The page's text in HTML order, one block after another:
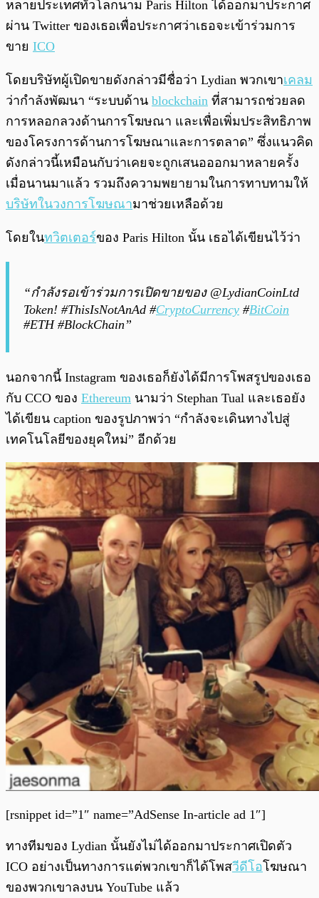
หลายประเทศทั่วโลกนาม Paris Hilton ได้ออกมาประกาศ
ผ่าน Twitter ของเธอเพื่อประกาศว่าเธอจะเข้าร่วมการ
ขาย ICO
โดยบริษัทผู้เปิดขายดังกล่าวมีชื่อว่า Lydian พวกเขาเคลม
ว่ากำลังพัฒนา “ระบบด้าน blockchain ที่สามารถช่วยลด
การหลอกลวงด้านการโฆษณา และเพื่อเพิ่มประสิทธิภาพ
ของโครงการด้านการโฆษณาและการตลาด” ซึ่งแนวคิด
ดังกล่าวนี้เหมือนกับว่าเคยจะถูกเสนอออกมาหลายครั้ง
เมื่อนานมาแล้ว รวมถึงความพยายามในการทาบทามให้
บริษัทในวงการโฆษณามาช่วยเหลือด้วย
โดยในทวิตเตอร์ของ Paris Hilton นั้น เธอได้เขียนไว้ว่า
“กำลังรอเข้าร่วมการเปิดขายของ @LydianCoinLtd
Token! #ThisIsNotAnAd #CryptoCurrency #BitCoin
#ETH #BlockChain”
นอกจากนี้ Instagram ของเธอก็ยังได้มีการโพสรูปของเธอ
กับ CCO ของ Ethereum นามว่า Stephan Tual และเธอยัง
ได้เขียน caption ของรูปภาพว่า “กำลังจะเดินทางไปสู่
เทคโนโลยีของยุคใหม่” อีกด้วย
[rsnippet id=”1″ name=”AdSense In-article ad 1″]
ทางทีมของ Lydian นั้นยังไม่ได้ออกมาประกาศเปิดตัว
ICO อย่างเป็นทางการแต่พวกเขาก็ได้โพสวีดีโอโฆษณา
ของพวกเขาลงบน YouTube แล้ว